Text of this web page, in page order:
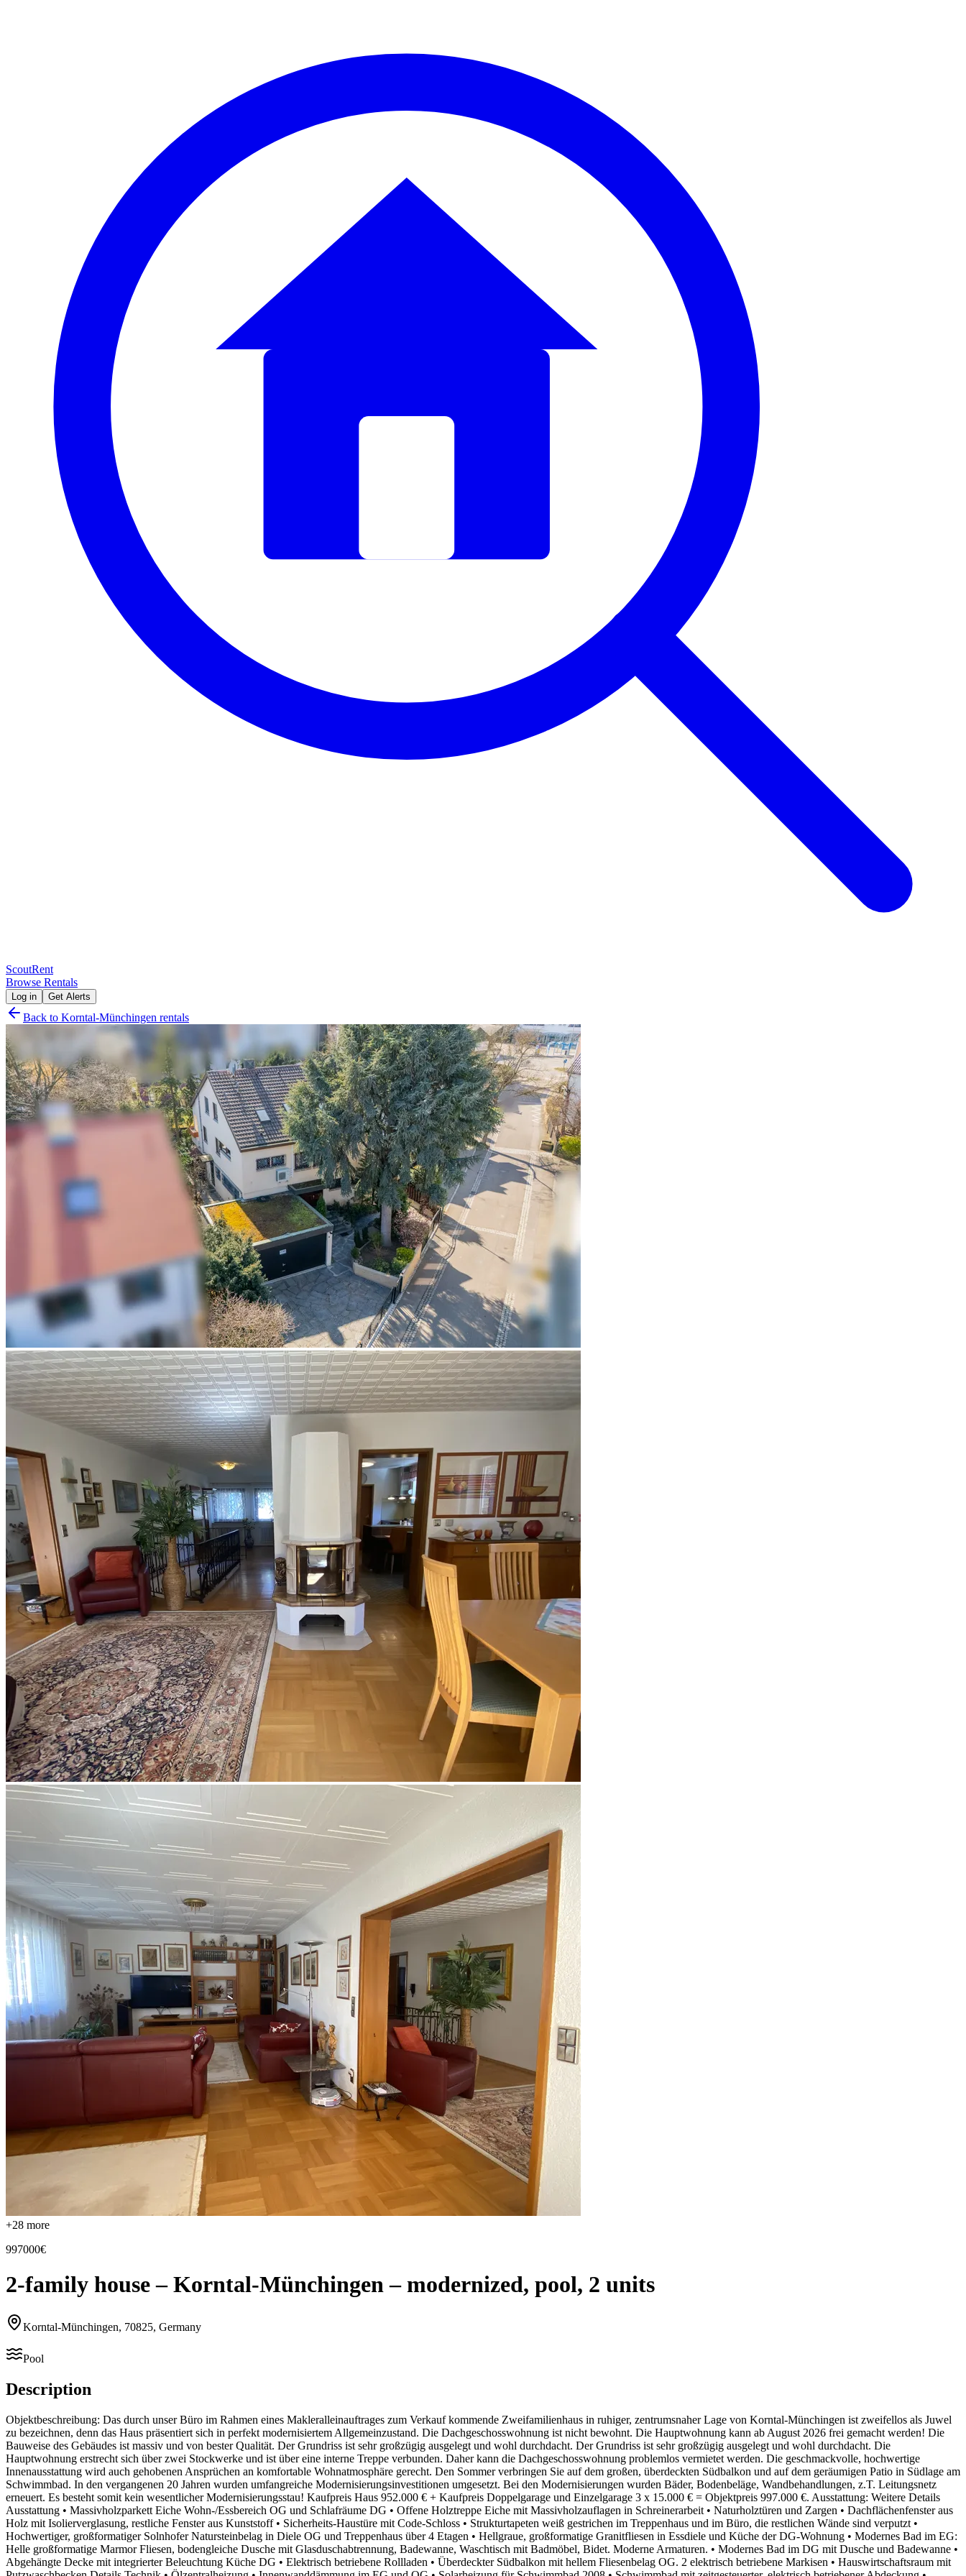
ScoutRent
Browse Rentals
Log in Get Alerts
Back to Korntal-Münchingen rentals
+28 more
997000€
2-family house – Korntal-Münchingen – modernized, pool, 2 units
Korntal-Münchingen, 70825, Germany
Pool
Description
Objektbeschreibung: Das durch unser Büro im Rahmen eines Makleralleinauftrages zum Verkauf kommende Zweifamilienhaus in ruhiger, zentrumsnaher Lage von Korntal-Münchingen ist zweifellos als Juwel
zu bezeichnen, denn das Haus präsentiert sich in perfekt modernisiertem Allgemeinzustand. Die Dachgeschosswohnung ist nicht bewohnt. Die Hauptwohnung kann ab August 2026 frei gemacht werden! Die
Bauweise des Gebäudes ist massiv und von bester Qualität. Der Grundriss ist sehr großzügig ausgelegt und wohl durchdacht. Der Grundriss ist sehr großzügig ausgelegt und wohl durchdacht. Die
Hauptwohnung erstrecht sich über zwei Stockwerke und ist über eine interne Treppe verbunden. Daher kann die Dachgeschosswohnung problemlos vermietet werden. Die geschmackvolle, hochwertige
Innenausstattung wird auch gehobenen Ansprüchen an komfortable Wohnatmosphäre gerecht. Den Sommer verbringen Sie auf dem großen, überdeckten Südbalkon und auf dem geräumigen Patio in Südlage am
Schwimmbad. In den vergangenen 20 Jahren wurden umfangreiche Modernisierungsinvestitionen umgesetzt. Bei den Modernisierungen wurden Bäder, Bodenbeläge, Wandbehandlungen, z.T. Leitungsnetz
erneuert. Es besteht somit kein wesentlicher Modernisierungsstau! Kaufpreis Haus 952.000 € + Kaufpreis Doppelgarage und Einzelgarage 3 x 15.000 € = Objektpreis 997.000 €. Ausstattung: Weitere Details
Ausstattung • Massivholzparkett Eiche Wohn-/Essbereich OG und Schlafräume DG • Offene Holztreppe Eiche mit Massivholzauflagen in Schreinerarbeit • Naturholztüren und Zargen • Dachflächenfenster aus
Holz mit Isolierverglasung, restliche Fenster aus Kunststoff • Sicherheits-Haustüre mit Code-Schloss • Strukturtapeten weiß gestrichen im Treppenhaus und im Büro, die restlichen Wände sind verputzt •
Hochwertiger, großformatiger Solnhofer Natursteinbelag in Diele OG und Treppenhaus über 4 Etagen • Hellgraue, großformatige Granitfliesen in Essdiele und Küche der DG-Wohnung • Modernes Bad im EG:
Helle großformatige Marmor Fliesen, bodengleiche Dusche mit Glasduschabtrennung, Badewanne, Waschtisch mit Badmöbel, Bidet. Moderne Armaturen. • Modernes Bad im DG mit Dusche und Badewanne •
Abgehängte Decke mit integrierter Beleuchtung Küche DG • Elektrisch betriebene Rollladen • Überdeckter Südbalkon mit hellem Fliesenbelag OG. 2 elektrisch betriebene Markisen • Hauswirtschaftsraum mit